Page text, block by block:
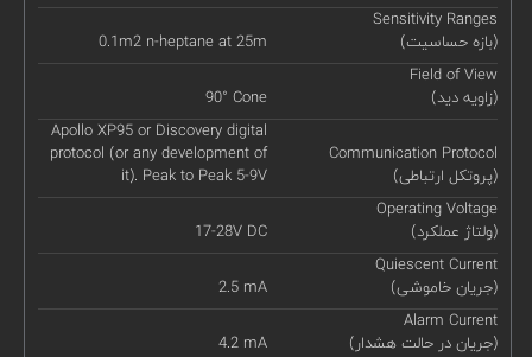
Sensitivity Ranges
(بازه حساسیت)
0.1m2 n-heptane at 25m
Field of View
(زاویه دید)
90° Cone
Communication Protocol
(پروتکل ارتباطی)
Apollo XP95 or Discovery digital
protocol (or any development of
it). Peak to Peak 5-9V
Operating Voltage
(ولتاژ عملکرد)
17-28V DC
Quiescent Current
(جریان خاموشی)
2.5 mA
Alarm Current
(جریان در حالت هشدار)
4.2 mA